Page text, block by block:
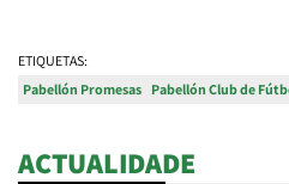
ETIQUETAS:
Pabellón Promesas Pabellón Club de
ACTUALIDADE